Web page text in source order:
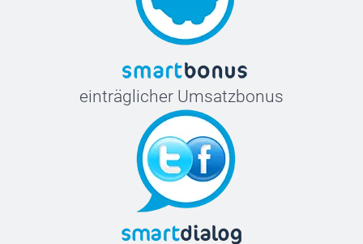
einträglicher Umsatzbonus